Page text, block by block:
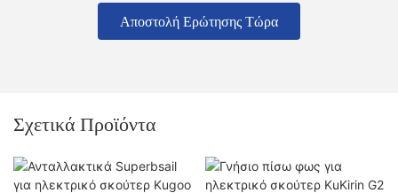
Αποστολή Ερώτησης Τώρα
Σχετικά Προϊόντα